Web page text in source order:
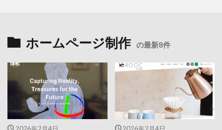
ホームページ制作 の最新8件
2026年2月4日 2026年2月4日